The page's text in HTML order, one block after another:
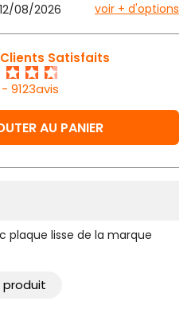
12/08/2026 voir + d'options
Satisfaits
9123avis
AU PANIER
plaque lisse de la marque
produit